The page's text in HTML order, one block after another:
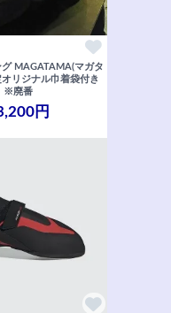
MAGATAMA(マガタ
リジナル巾着袋付き
※廃番
円